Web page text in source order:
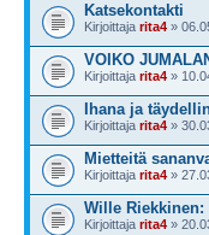
Katsekontakti
Kirjoittaja rita4 »
VOIKO
Kirjoittaja rita4 »
Ihana ja
Kirjoittaja rita4 »
Mietteitä
Kirjoittaja rita4 »
Wille
Kirjoittaja rita4 »